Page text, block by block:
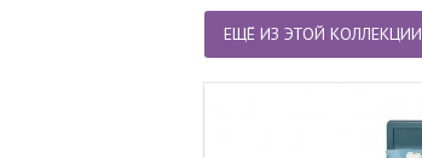
ЕЩЁ ИЗ ЭТОЙ КОЛЛЕКЦИИ